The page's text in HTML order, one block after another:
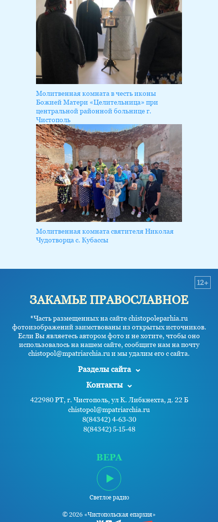
Молитвенная комната в честь иконы
Божией Матери «Целительница» при
центральной районной больнице г.
Чистополь
Молитвенная комната святителя Николая
Чудотворца с. Кубассы
ЗАКАМЬЕ ПРАВОСЛАВНОЕ
*Часть размещенных на сайте chistopoleparhia.ru
фотоизображений заимствованы из открытых источников.
Если Вы являетесь автором фото и не хотите, чтобы оно
использовалось на нашем сайте, сообщите нам на почту
chistopol@mpatriarchia.ru и мы удалим его с сайта.
12+
Разделы сайта
Контакты
422980 РТ, г. Чистополь, ул К. Либкнехта, д. 22 Б
chistopol@mpatriarchia.ru
8(84342) 4-63-30
8(84342) 5-15-48
ВЕРА
Светлое радио
© 2026 «Чистопольская епархия»